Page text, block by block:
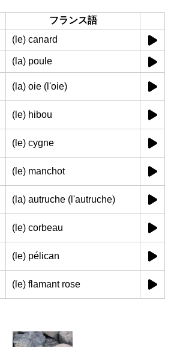
フランス語
(le) canard
(la) poule
(la) oie (l'oie)
(le) hibou
(le) cygne
(le) manchot
(la) autruche (l'autruche)
(le) corbeau
(le) pélican
(le) flamant rose